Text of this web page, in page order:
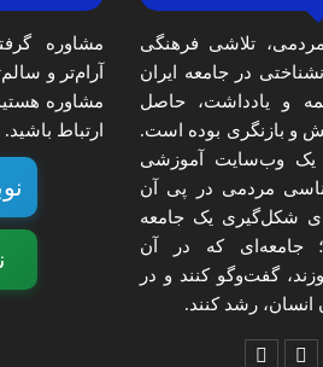
تلاشی فرهنگی
در جامعه ایران
و یادداشت، حاصل
و بازنگری بوده است.
یک وب‌سایت آموزشی
مردمی در پی آن
شکل‌گیری یک جامعه
جامعه‌ای که در آن
گفت‌وگو کنند و در
رشد کنند.
مشاوره
آرام‌تر و
مشاوره
ارتباط باشید.